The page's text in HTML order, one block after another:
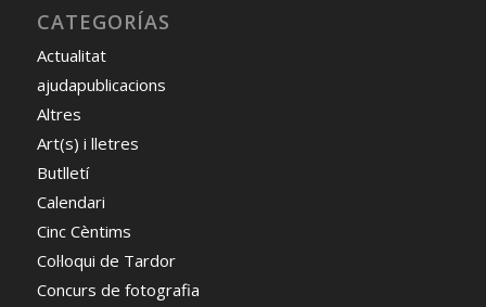
CATEGORÍAS
Actualitat
ajudapublicacions
Altres
Art(s) i lletres
Butlletí
Calendari
Cinc Cèntims
Col·loqui de Tardor
Concurs de fotografia